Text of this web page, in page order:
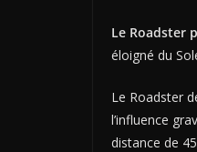
Le Roadster
éloigné du
Le Roadster
l’influence
distance de